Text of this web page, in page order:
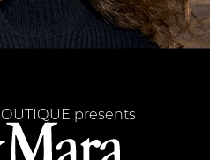
presents